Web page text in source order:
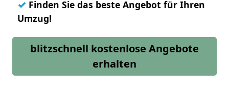
✓ Finden Sie das beste Angebot für Ihren
Umzug!
blitzschnell kostenlose Angebote
erhalten